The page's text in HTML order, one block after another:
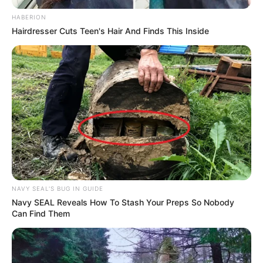
Kolaborasi
See Saw– bersama Go Won, Kim Lip (2018)
World is One 2021– bersama Kim Yo Han (2021)
Lullaby – bersama B.I (2022)
Album
Chuu(2017)
OST (Original Soundtrack)
Hello– bersama Lee Hyeop (2021) – OSTFling at
Convenience Store
HABERION
Hairdresser Cuts Teen's Hair And Finds This Inside
NAVY SEAL'S BUG IN GUIDE
Navy SEAL Reveals How To Stash Your Preps So Nobody
Can Find Them